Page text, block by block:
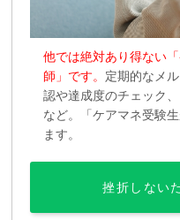
他では絶対あり得ない
師」です。 定期的なメ
認や達成度のチェック
など。「ケアマネ受験
ます。
挫折しない